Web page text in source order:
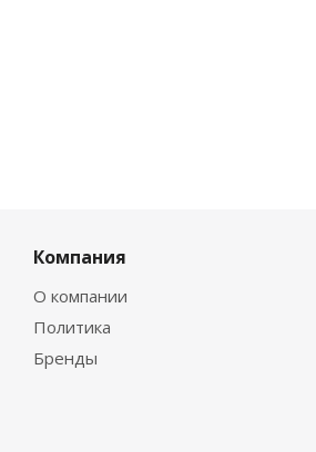
Компания
О компании
Политика
Бренды